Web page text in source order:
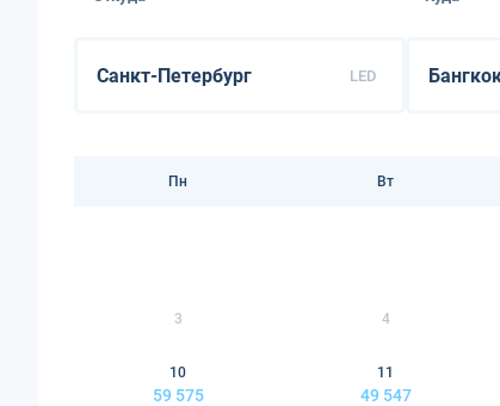
LED
Пн Вт
3 4
10
59 575
11
49 547